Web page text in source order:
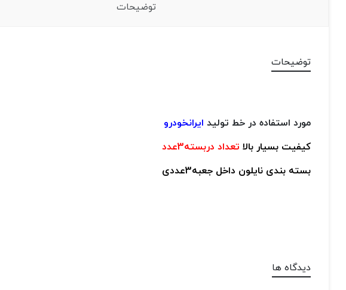
توضیحات
توضیحات
مورد استفاده در خط تولیدایرانخودرو
کیفیت بسیار بالا تعداد دربسته3عدد
بسته بندی نایلون داخل جعبه3عددی
دیدگاه ها